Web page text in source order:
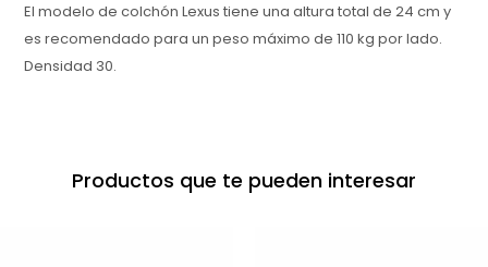
El modelo de colchón Lexus tiene una altura total de 24 cm y
es recomendado para un peso máximo de 110 kg por lado.
Densidad 30.
Productos que te pueden interesar